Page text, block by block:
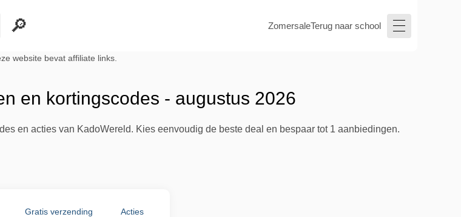
ZomersaleTerug naar school
website bevat affiliate links.
en kortingscodes - augustus 2026
en acties van KadoWereld. Kies eenvoudig de beste deal en bespaar tot 1 aanbiedingen.
Gratis verzending Acties